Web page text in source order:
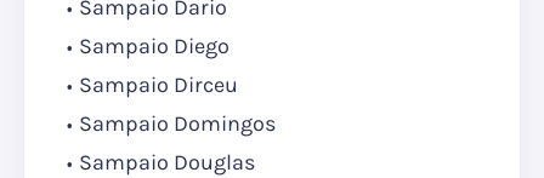
Sampaio Dario
Sampaio Diego
Sampaio Dirceu
Sampaio Domingos
Sampaio Douglas